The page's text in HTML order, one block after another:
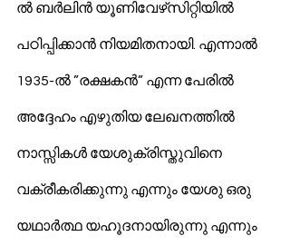
ല്‍ ബര്‍ലിന്‍ യൂണിവേഴ്‌സിറ്റിയില്‍
പഠിപ്പിക്കാന്‍ നിയമിതനായി. എന്നാല്‍
1935-ല്‍ ”രക്ഷകന്‍” എന്ന പേരില്‍
അദ്ദേഹം എഴുതിയ ലേഖനത്തില്‍
നാസ്സികള്‍ യേശുക്രിസ്തുവിനെ
വക്രീകരിക്കുന്നു എന്നും യേശു ഒരു
യഥാര്‍ത്ഥ യഹൂദനായിരുന്നു എന്നും